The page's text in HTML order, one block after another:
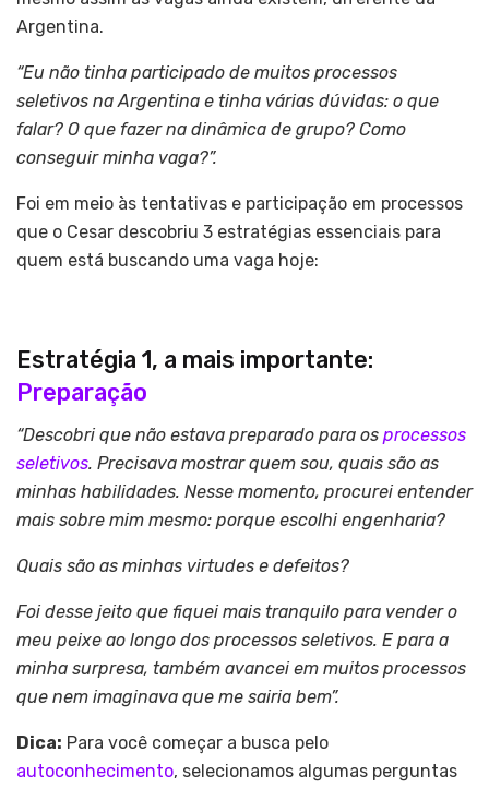
Argentina.
“Eu não tinha participado de muitos processos
seletivos na Argentina e tinha várias dúvidas: o que
falar? O que fazer na dinâmica de grupo? Como
conseguir minha vaga?”.
Foi em meio às tentativas e participação em processos
que o Cesar descobriu 3 estratégias essenciais para
quem está buscando uma vaga hoje:
Estratégia 1, a mais importante:
Preparação
“Descobri que não estava preparado para os processos
seletivos. Precisava mostrar quem sou, quais são as
minhas habilidades. Nesse momento, procurei entender
mais sobre mim mesmo: porque escolhi engenharia?
Quais são as minhas virtudes e defeitos?
Foi desse jeito que fiquei mais tranquilo para vender o
meu peixe ao longo dos processos seletivos. E para a
minha surpresa, também avancei em muitos processos
que nem imaginava que me sairia bem”.
Dica: Para você começar a busca pelo
autoconhecimento, selecionamos algumas perguntas